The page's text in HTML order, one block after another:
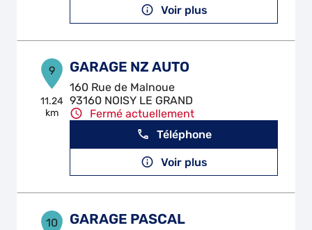
Voir plus
9
11.24
km
GARAGE NZ AUTO
160 Rue de Malnoue
93160 NOISY LE GRAND
Fermé actuellement
Téléphone
Voir plus
10 GARAGE PASCAL